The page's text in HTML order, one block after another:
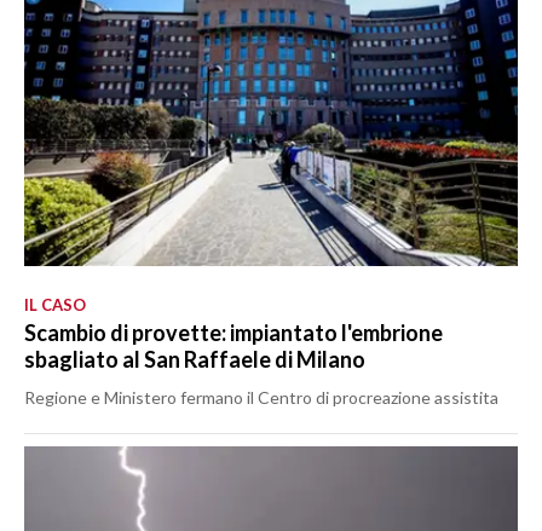
IL CASO
Scambio di provette: impiantato l'embrione
sbagliato al San Raffaele di Milano
Regione e Ministero fermano il Centro di procreazione assistita